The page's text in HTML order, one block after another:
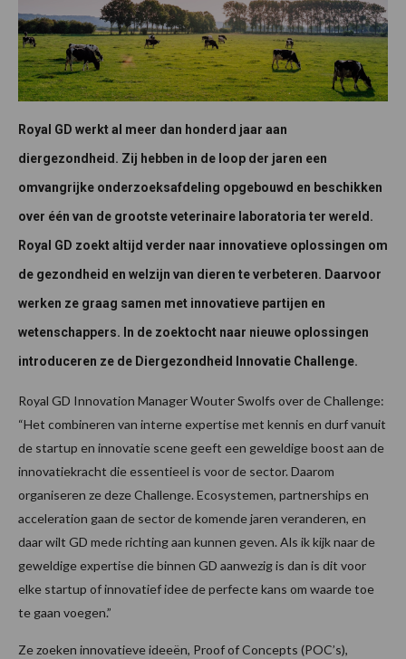
Royal GD werkt al meer dan honderd jaar aan
diergezondheid. Zij hebben in de loop der jaren een
omvangrijke onderzoeksafdeling opgebouwd en beschikken
over één van de grootste veterinaire laboratoria ter wereld.
Royal GD zoekt altijd verder naar innovatieve oplossingen om
de gezondheid en welzijn van dieren te verbeteren. Daarvoor
werken ze graag samen met innovatieve partijen en
wetenschappers. In de zoektocht naar nieuwe oplossingen
introduceren ze de Diergezondheid Innovatie Challenge.
Royal GD Innovation Manager Wouter Swolfs over de Challenge:
“Het combineren van interne expertise met kennis en durf vanuit
de startup en innovatie scene geeft een geweldige boost aan de
innovatiekracht die essentieel is voor de sector. Daarom
organiseren ze deze Challenge. Ecosystemen, partnerships en
acceleration gaan de sector de komende jaren veranderen, en
daar wilt GD mede richting aan kunnen geven. Als ik kijk naar de
geweldige expertise die binnen GD aanwezig is dan is dit voor
elke startup of innovatief idee de perfecte kans om waarde toe
te gaan voegen.”
Ze zoeken innovatieve ideeën, Proof of Concepts (POC’s),